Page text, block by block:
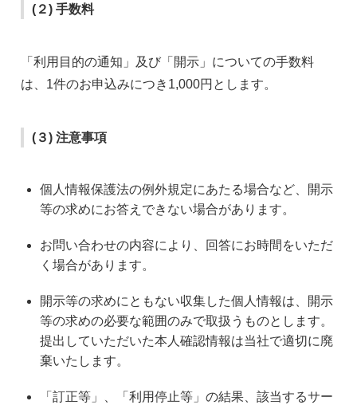
(２) 手数料
「利用目的の通知」及び「開示」についての手数料
は、1件のお申込みにつき1,000円とします。
(３) 注意事項
個人情報保護法の例外規定にあたる場合など、開示
等の求めにお答えできない場合があります。
お問い合わせの内容により、回答にお時間をいただ
く場合があります。
開示等の求めにともない収集した個人情報は、開示
等の求めの必要な範囲のみで取扱うものとします。
提出していただいた本人確認情報は当社で適切に廃
棄いたします。
「訂正等」、「利用停止等」の結果、該当するサー